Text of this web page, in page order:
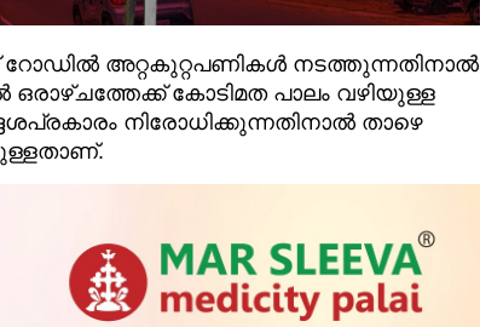
റോഡിൽ അറ്റകുറ്റപണികൾ നടത്തുന്നതിനാൽ
ഒരാഴ്ചത്തേക്ക് കോടിമത പാലം വഴിയുള്ള
നിരോധിക്കുന്നതിനാൽ താഴെ